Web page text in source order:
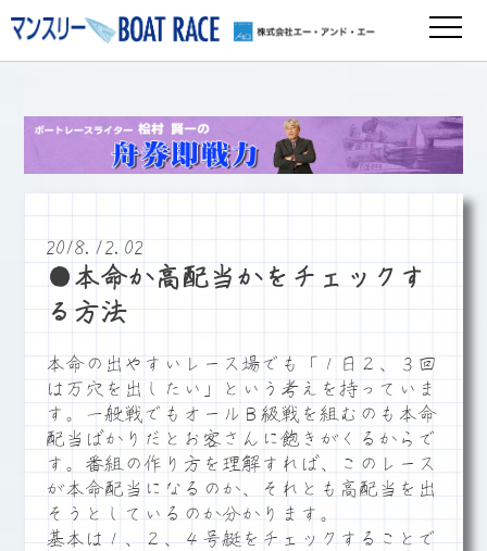
2018.12.02
●本命か高配当かをチェックす
る方法
本命の出やすいレース場でも「１日２、３回
は万穴を出したい」という考えを持っていま
す。一般戦でもオールＢ級戦を組むのも本命
配当ばかりだとお客さんに飽きがくるからで
す。番組の作り方を理解すれば、このレース
が本命配当になるのか、それとも高配当を出
そうとしているのか分かります。
基本は１、２、４号艇をチェックすることで